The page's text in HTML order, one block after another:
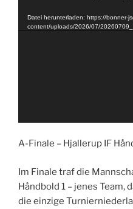
Datei herunterladen: https://bonner-
content/uploads/2026/07/
A-Finale – Hjallerup IF
Im Finale traf die
Håndbold 1 – jenes Team,
die einzige